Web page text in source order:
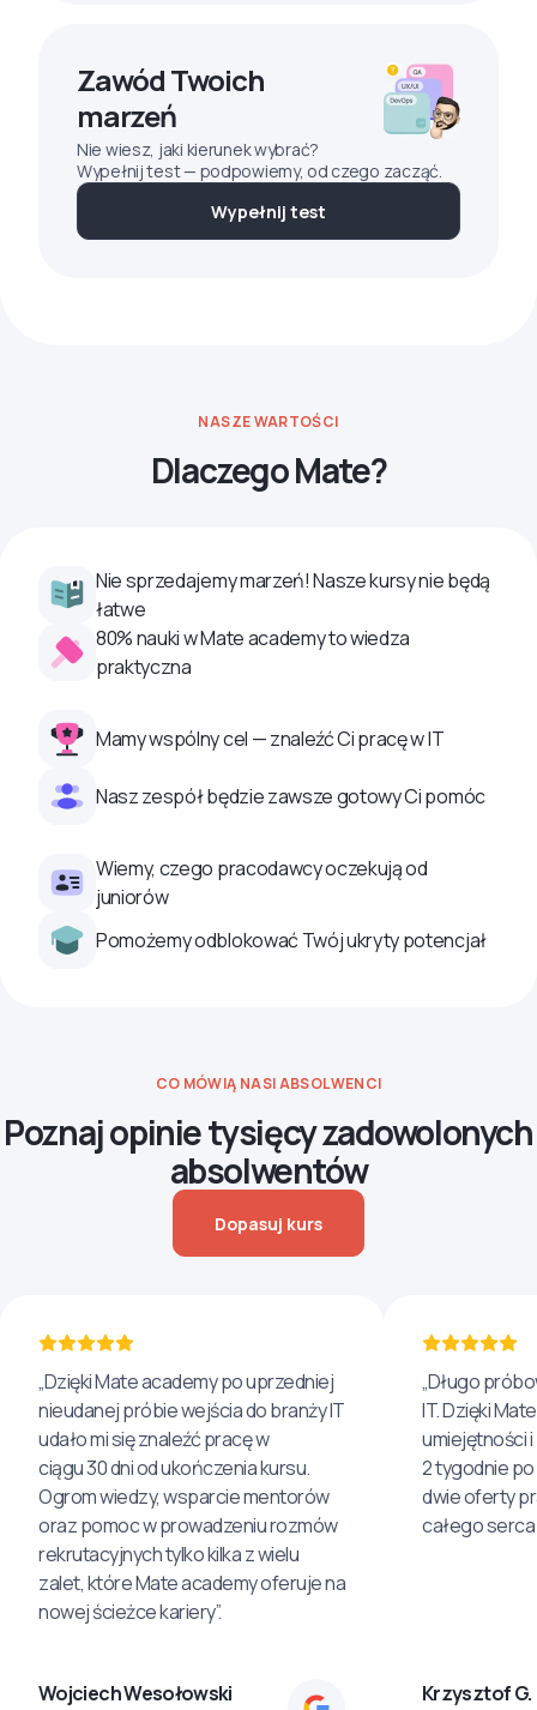
Zawód Twoich
marzeń
Nie wiesz, jaki kierunek wybrać?
Wypełnij test — podpowiemy, od czego zacząć.
Wypełnij test
NASZE WARTOŚCI
Dlaczego Mate?
Nie sprzedajemy marzeń! Nasze kursy nie będą
łatwe
80% nauki w Mate academy to wiedza
praktyczna
Mamy wspólny cel — znaleźć Ci pracę w IT
Nasz zespół będzie zawsze gotowy Ci pomóc
Wiemy, czego pracodawcy oczekują od
juniorów
Pomożemy odblokować Twój ukryty potencjał
CO MÓWIĄ NASI ABSOLWENCI
Poznaj opinie tysięcy zadowolonych
absolwentów
Dopasuj kurs
„Dzięki Mate academy po uprzedniej
nieudanej próbie wejścia do branży IT
udało mi się znaleźć pracę w
ciągu 30 dni od ukończenia kursu.
Ogrom wiedzy, wsparcie mentorów
oraz pomoc w prowadzeniu rozmów
rekrutacyjnych tylko kilka z wielu
zalet, które Mate academy oferuje na
nowej ścieżce kariery”.
Wojciech Wesołowski
„Długo
IT. Dzięki
umiejętności
2 tygodnie
dwie oferty
całego serca
Krzysztof G.